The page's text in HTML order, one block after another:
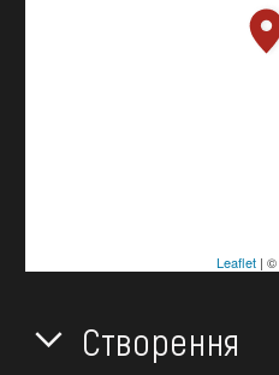
Leaflet| ©
Створення